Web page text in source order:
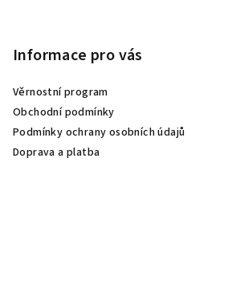
Informace pro vás
Věrnostní program
Obchodní podmínky
Podmínky ochrany osobních údajů
Doprava a platba